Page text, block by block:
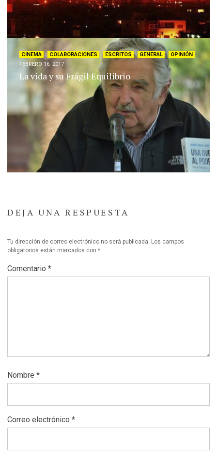
CINEMA COLABORACIONES ESCRITOS GENERAL
OPINIÓN
FEBRERO 16, 2017
La vida y su Frágil Equilibrio
DEJA UNA RESPUESTA
Tu dirección de correo electrónico no será publicada. Los campos
obligatorios están marcados con *
Comentario *
Nombre *
Correo electrónico *